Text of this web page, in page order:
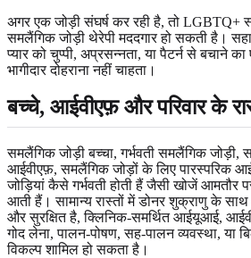
अगर एक जोड़ी संघर्ष कर रही है, तो LGBTQ+
समलैंगिक जोड़ी थेरेपी मददगार हो सकती है।
प्यार को चुप्पी, अप्रसन्नता, या पैटर्न से बचाने
भागीदार दोहराना नहीं चाहता।
बच्चे, आईवीएफ़ और परिवार के
समलैंगिक जोड़ी बच्चा, गर्भवती समलैंगिक जोड़ी,
आईवीएफ़, समलैंगिक जोड़ों के लिए पारस्परिक
जोड़ियां कैसे गर्भवती होती हैं जैसी खोजें आमतौर
आती हैं। सामान्य रास्तों में डोनर शुक्राणु के
और सुरक्षित है, क्लिनिक-समर्थित आईयूआई,
गोद लेना, पालन-पोषण, सह-पालन व्यवस्था, या
विकल्प शामिल हो सकता है।